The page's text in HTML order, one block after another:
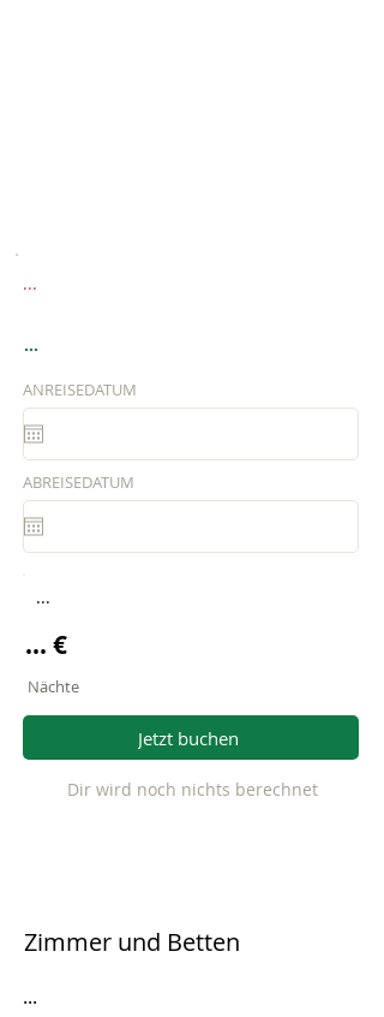
...
...
ANREISEDATUM
ABREISEDATUM
...
... €
Nächte
Jetzt buchen
Dir wird noch nichts berechnet
Zimmer und Betten
...